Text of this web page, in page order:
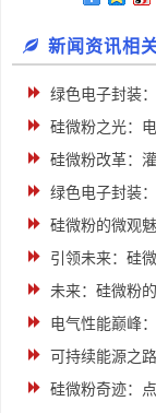
新闻资讯相
绿色电子封装
硅微粉之光：
硅微粉改革：
绿色电子封装
硅微粉的微观
引领未来：硅
未来：硅微粉
电气性能巅峰
可持续能源之
硅微粉奇迹：